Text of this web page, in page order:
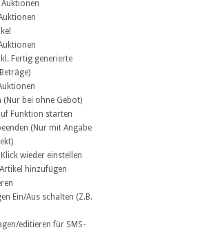
Fertig generierte
(Nur bei ohne Gebot)
Funktion starten
(Nur mit Angabe
wieder einstellen
hinzufügen
Ein/Aus schalten (Z.B.
editieren für SMS-